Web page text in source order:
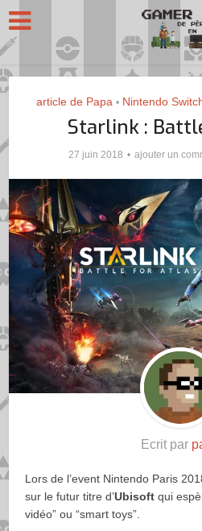
article de Papa • Nintendo
Starlink :
27 juin 2018 ajouter un
Ecrit par
Lors de l’event Nintendo Paris
sur le futur titre d’Ubisoft qui
vidéo” ou “smart toys”.